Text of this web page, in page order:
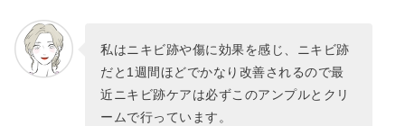
私はニキビ跡や傷に効果を感じ、ニキビ跡
だと1週間ほどでかなり改善されるので最
近ニキビ跡ケアは必ずこのアンプルとクリ
ームで行っています。